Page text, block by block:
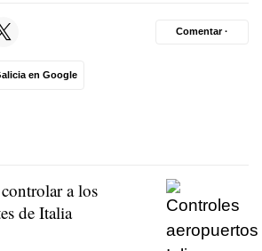
en Google
Comentar ·
a los
de Italia